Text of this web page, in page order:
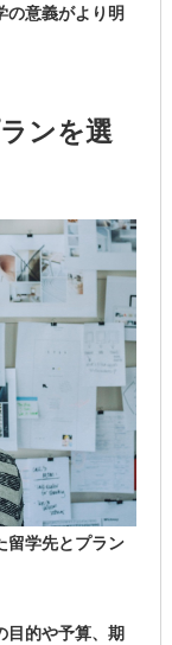
の意義がより明
ンを選
留学先とプラン
目的や予算、期